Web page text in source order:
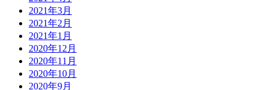
2021年3月
2021年2月
2021年1月
2020年12月
2020年11月
2020年10月
2020年9月